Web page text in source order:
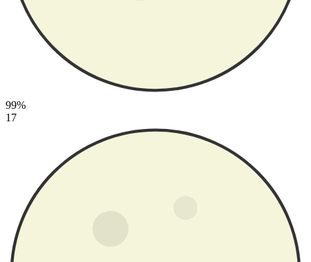
99%
17